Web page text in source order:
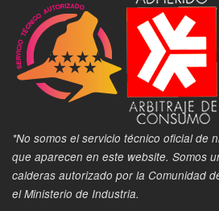
*No somos el servicio técnico oficial de
que aparecen en este website. Somos
calderas autorizado por la Comunidad
el Ministerio de Industria.